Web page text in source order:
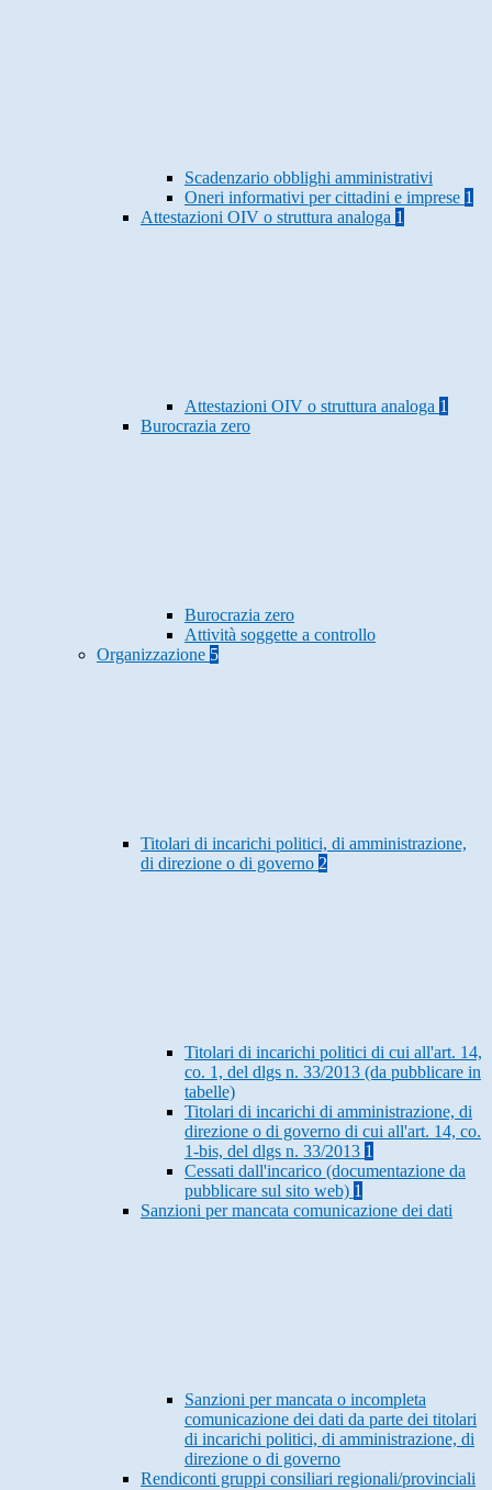
Scadenzario obblighi amministrativi
Oneri informativi per cittadini e imprese 1
Attestazioni OIV o struttura analoga 1
Attestazioni OIV o struttura analoga 1
Burocrazia zero
Burocrazia zero
Attività soggette a controllo
Organizzazione 5
Titolari di incarichi politici, di amministrazione,
di direzione o di governo 2
Titolari di incarichi politici di cui all'art. 14,
co. 1, del dlgs n. 33/2013 (da pubblicare in
tabelle)
Titolari di incarichi di amministrazione, di
direzione o di governo di cui all'art. 14, co.
1-bis, del dlgs n. 33/2013 1
Cessati dall'incarico (documentazione da
pubblicare sul sito web) 1
Sanzioni per mancata comunicazione dei dati
Sanzioni per mancata o incompleta
comunicazione dei dati da parte dei titolari
di incarichi politici, di amministrazione, di
direzione o di governo
Rendiconti gruppi consiliari regionali/provinciali